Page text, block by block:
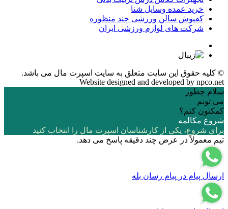
خرید عمده وسایل شنا
کفپوش سالن ورزشی چند منظوره
شرکت های لوازم ورزشی ایران
© کلیه حقوق این سایت متعلق به سایت اسپرت مال می باشد.
Website designed and developed by npco.net
سلام چطور
می تونم
کمکتون کنم؟
شروع مکالمه
برای شروع، یکی از کارشناسان اسپرت مال را انتخاب کنید
تیم معمولاً در عرض چند دقیقه پاسخ می دهد.
ارسال پیام در پیام رسان بله